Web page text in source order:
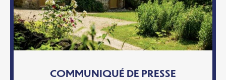
COMMUNIQUÉ DE PRESSE